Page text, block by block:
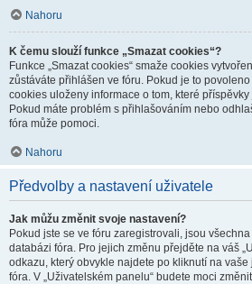
Nahoru
K čemu slouží funkce „Smazat cookies“?
Funkce „Smazat cookies“ smaže cookies
zůstáváte přihlášen ve fóru. Pokud je to
cookies uloženy informace o tom, které
Pokud máte problém s přihlašováním nebo
fóra může pomoci.
Nahoru
Předvolby a nastavení uživatele
Jak můžu změnit svoje nastavení?
Pokud jste se ve fóru zaregistrovali, jsou
databázi fóra. Pro jejich změnu přejděte na váš
odkazu, který obvykle najdete po kliknutí na
fóra. V „Uživatelském panelu“ budete moci